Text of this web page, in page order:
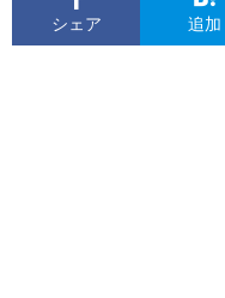
シェア 追加